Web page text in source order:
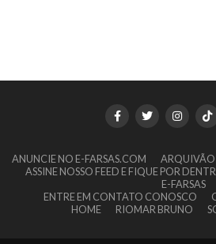
ANUNCIE NO E-FARSAS.COM ARQUIVÃO
ASSINE NOSSO FEED E FIQUE POR
E-FARSAS
ENTRE EM CONTATO CONOSCO
HOME
RIOMAR BRUNO